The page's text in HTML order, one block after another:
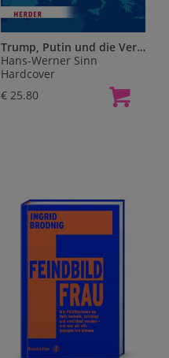
Trump, Putin und die Vereinigten Staaten von Europa
Hans-Werner Sinn
Hardcover
€ 25.80